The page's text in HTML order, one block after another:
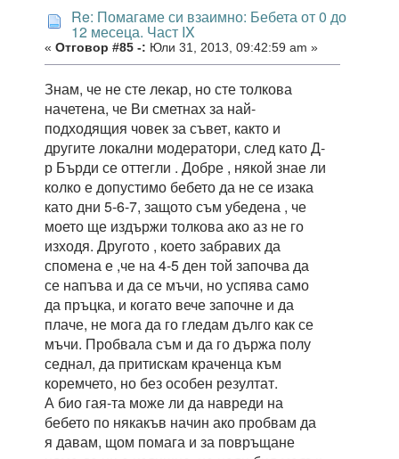
Re: Помагаме си взаимно: Бебета от 0 до
12 месеца. Част IX
« Отговор #85 -: Юли 31, 2013, 09:42:59 am »
Знам, че не сте лекар, но сте толкова
начетена, че Ви сметнах за най-
подходящия човек за съвет, както и
другите локални модератори, след като Д-
р Бърди се оттегли . Добре , някой знае ли
колко е допустимо бебето да не се изака
като дни 5-6-7, защото съм убедена , че
моето ще издържи толкова ако аз не го
изходя. Другото , което забравих да
спомена е ,че на 4-5 ден той започва да
се напъва и да се мъчи, но успява само
да пръцка, и когато вече започне и да
плаче, не мога да го гледам дълго как се
мъчи. Пробвала съм и да го държа полу
седнал, да притискам краченца към
коремчето, но без особен резултат.
А био гая-та може ли да навреди на
бебето по някакъв начин ако пробвам да
я давам, щом помага и за повръщане